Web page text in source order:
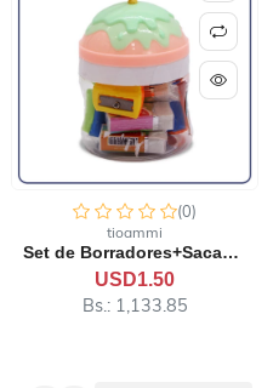
(0)
tioammi
Sacapuntas con Tapa y Depó...
USD1.00
Bs.: 755.90